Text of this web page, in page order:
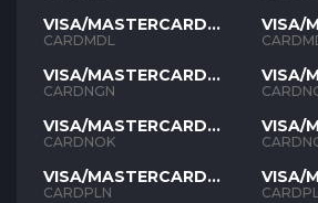
VISA/MASTERCARD
MDL
CARDMDL
VISA/MASTERCARD
NGN
CARDNGN
VISA/MASTERCARD
NOK
CARDNOK
VISA/MASTERCARD
PLN
CARDPLN
VISA/
MDL
VISA/
NGN
VISA/
NOK
VISA/
PLN